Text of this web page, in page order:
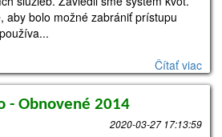
aby bolo možné zabrániť prístupu
Čítať viac
- Obnovené 2014
2020-03-27 17:13:59